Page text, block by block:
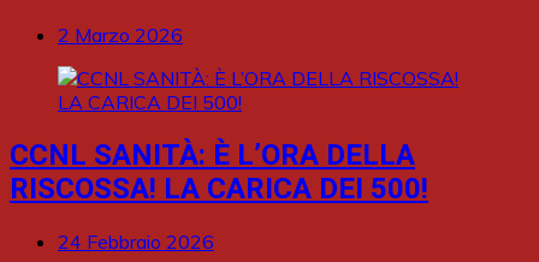
2 Marzo 2026
CCNL SANITÀ: È L’ORA DELLA
RISCOSSA! LA CARICA DEI 500!
24 Febbraio 2026